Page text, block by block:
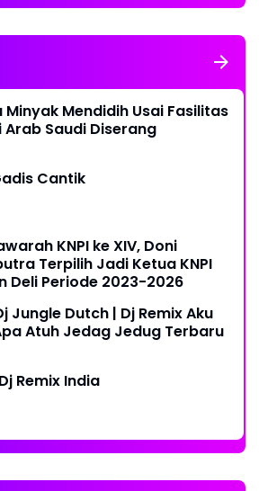
Minyak Mendidih Usai Fasilitas
Arab Saudi Diserang
Cantik
KNPI ke XIV, Doni
Terpilih Jadi Ketua KNPI
Deli Periode 2023-2026
Jungle Dutch | Dj Remix Aku
Atuh Jedag Jedug Terbaru
Remix India